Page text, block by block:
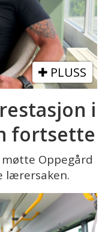
PLUSS
i
fortsette
Oppegård
lærersaken.